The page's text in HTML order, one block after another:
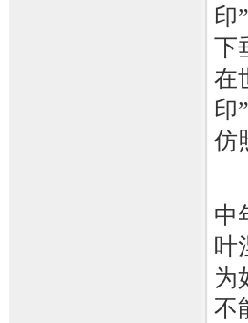
印
下
在
印
仿
中
叶
为
不